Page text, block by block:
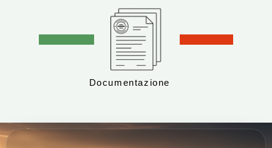
Documentazione